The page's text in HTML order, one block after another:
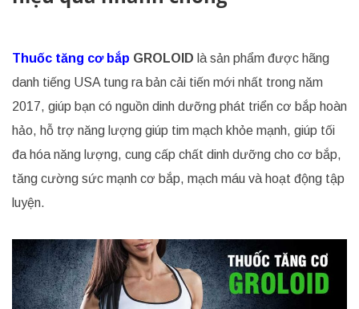
Thuốc tăng cơ bắp GROLOID là sản phẩm được hãng
danh tiếng USA tung ra bản cải tiến mới nhất trong năm
2017, giúp bạn có nguồn dinh dưỡng phát triển cơ bắp hoàn
hảo, hỗ trợ năng lượng giúp tim mạch khỏe mạnh, giúp tối
đa hóa năng lượng, cung cấp chất dinh dưỡng cho cơ bắp,
tăng cường sức mạnh cơ bắp, mạch máu và hoạt động tập
luyện.